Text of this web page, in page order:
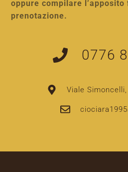
oppure compilare l’apposito
prenotazione.
0776
Viale